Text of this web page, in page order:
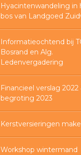
Hyacintenwandeling in
bos van Landgoed
Informatieochtend bij
Bosrand en Alg.
Ledenvergadering
Financieel verslag 2022
begroting 2023
Kerstversieringen
Workshop wintermand